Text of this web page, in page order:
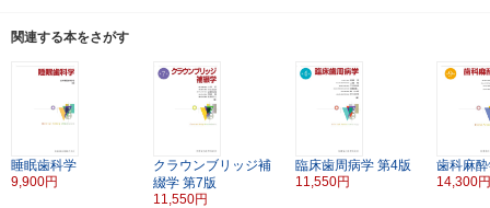
関連する本をさがす
睡眠歯科学
9,900円
クラウンブリッジ補
綴学 第7版
11,550円
臨床歯周病学 第4版
11,550円
歯科麻
14,300